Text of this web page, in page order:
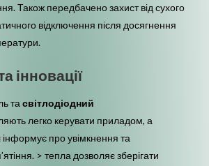
Також передбачено захист від сухого
відключення після досягнення
інновації
та світлодіодний
легко керувати приладом, а
інформує про увімкнення та
> тепла дозволяє зберігати